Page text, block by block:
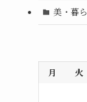
美・暮
月 火